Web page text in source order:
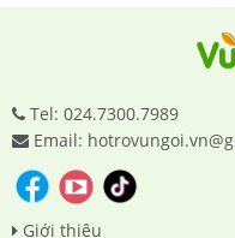
Tel: 024.7300.7989
Email:
Giới thiệu